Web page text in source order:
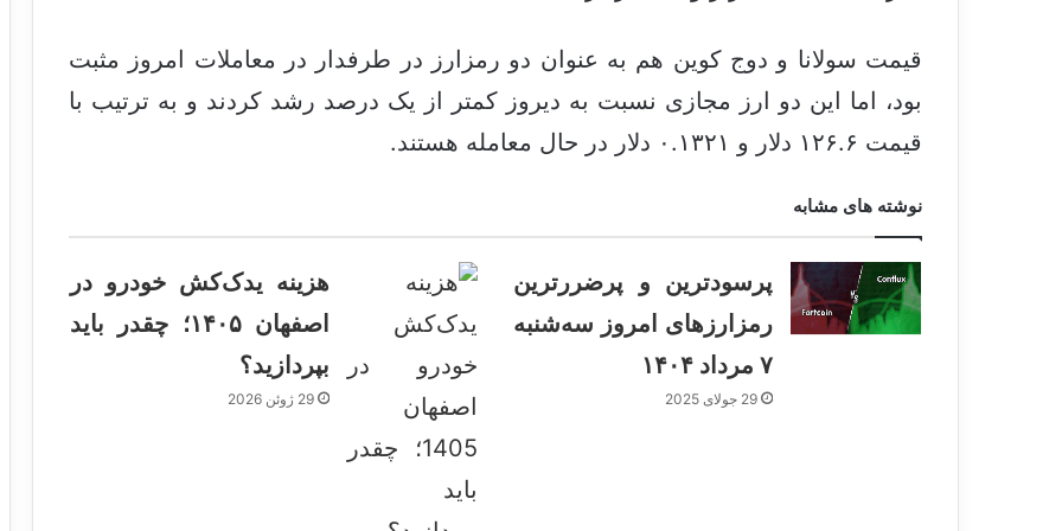
قیمت سولانا و دوج کوین هم به عنوان دو رمزارز در طرفدار در معاملات امروز مثبت
بود، اما این دو ارز مجازی نسبت به دیروز کمتر از یک درصد رشد کردند و به ترتیب با
قیمت ۱۲۶.۶ دلار و ۰.۱۳۲۱ دلار در حال معامله هستند.
نوشته های مشابه
پرسودترین و پرضررترین
رمزارزهای امروز سه‌شنبه
۷ مرداد ۱۴۰۴
29 جولای 2025
هزینه یدک‌کش خودرو در
اصفهان ۱۴۰۵؛ چقدر باید
بپردازید؟
29 ژوئن 2026